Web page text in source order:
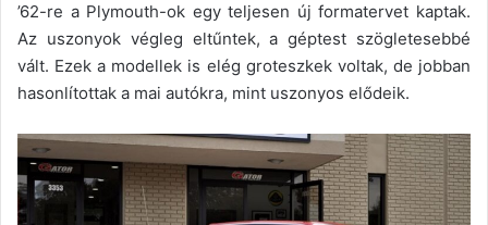
’62-re a Plymouth-ok egy teljesen új formatervet kaptak.
Az uszonyok végleg eltűntek, a géptest szögletesebbé
vált. Ezek a modellek is elég groteszkek voltak, de jobban
hasonlítottak a mai autókra, mint uszonyos elődeik.